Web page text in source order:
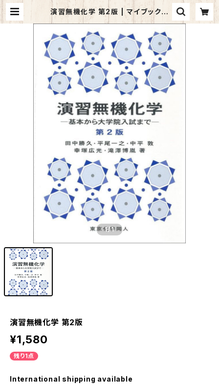
演習無機化学 第2版 | マイブックス
関大前店(店頭受取オーダー用)
1/1
演習無機化学 第2版
¥1,580
残り1点
International shipping available